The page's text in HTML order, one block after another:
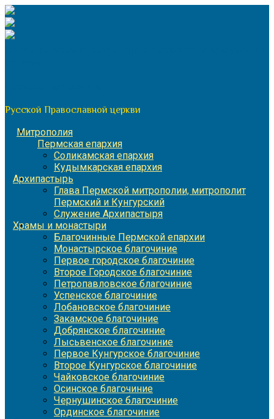
Перейти
к
содержимому
Русской Православной церкви
Митрополия
Пермская епархия
Соликамская епархия
Кудымкарская епархия
Архипастырь
Глава Пермской митрополии, митрополит
Пермский и Кунгурский
Служение Архипастыря
Храмы и монастыри
Благочинные Пермской епархии
Монастырское благочиние
Первое городское благочиние
Второе Городское благочиние
Петропавловское благочиние
Успенское благочиние
Лобановское благочиние
Закамское благочиние
Добрянское благочиние
Лысьвенское благочиние
Первое Кунгурское благочиние
Второе Кунгурское благочиние
Чайковское благочиние
Осинское благочиние
Чернушинское благочиние
Ординское благочиние